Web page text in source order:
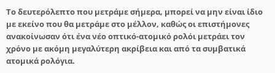
Το δευτερόλεπτο που μετράμε σήμερα, μπορεί να μην είναι ίδιο
με εκείνο που θα μετράμε στο μέλλον, καθώς οι επιστήμονες
ανακοίνωσαν ότι ένα νέο οπτικό-ατομικό ρολόι μετράει τον
χρόνο με ακόμη μεγαλύτερη ακρίβεια και από τα συμβατικά
ατομικά ρολόγια.